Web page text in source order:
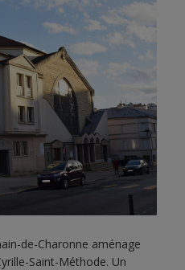
de-Charonne aménage
Saint-Méthode. Un